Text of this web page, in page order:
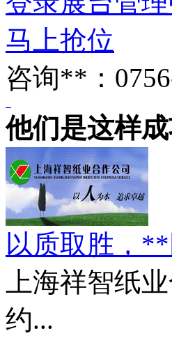
马上抢位
咨询**：
他们是这样
以质取胜，
上海祥智纸
约...